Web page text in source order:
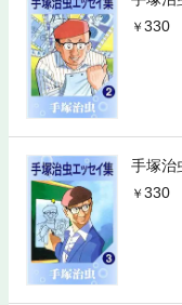
330
手塚
330